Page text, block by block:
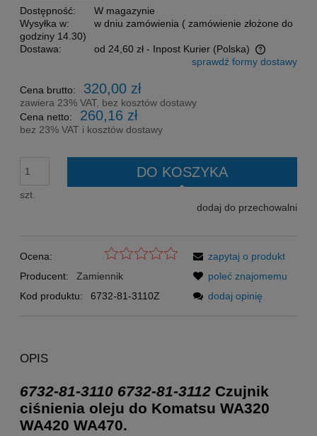
Dostępność:
W magazynie
Wysyłka w:
w dniu zamówienia ( zamówienie złożone do
godziny 14.30)
Dostawa:
od 24,60 zł - Inpost Kurier (Polska)
Cena nie zawiera ewentualnych kosztów płatnościsprawdź formy dostawy
Cena brutto: 320,00 zł
zawiera 23% VAT, bez kosztów dostawy
Cena netto:
260,16 zł
bez 23% VAT i kosztów dostawy
szt.
DO KOSZYKA
dodaj do przechowalni
Ocena:
Producent:
Zamiennik
Kod produktu:
6732-81-3110Z
zapytaj o produkt
poleć znajomemu
dodaj opinię
OPIS
6732-81-3110 6732-81-3112 Czujnik
ciśnienia oleju do Komatsu WA320
WA420 WA470.